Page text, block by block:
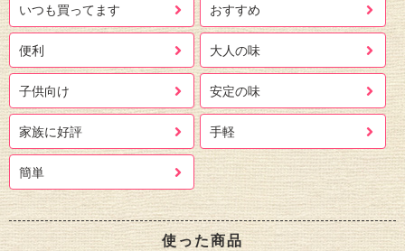
いつも買ってます おすすめ
便利 大人の味
子供向け 安定の味
家族に好評 手軽
簡単
使った商品